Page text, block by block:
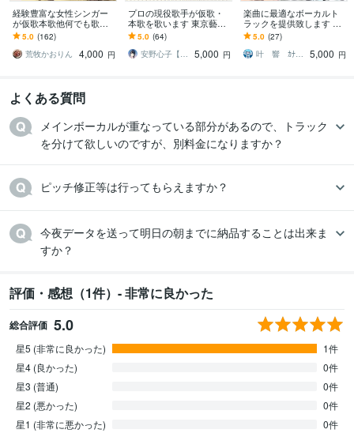
経験豊富な女性シンガー
が仮歌本歌他何でも歌い
ます メジャーアーティス
トコーラス実績、企業CM
ソング本歌歌唱
5.0 (162)
荒牧かおりん
4,000 円
プロの現役歌手が仮歌・
本歌を歌います 東京藝術
大学声楽科卒業！あなた
の大事な一曲を歌います
5.0 (64)
安野心子【安心さん】
5,000 円
楽曲に最適なボーカルト
ラックを提供致します 最
短即日納品可能！ピッチ
リズム修正済みでお渡し
出来ます
5.0 (27)
叶 響 ｶﾅｴ ﾋﾋﾞｷ
5,000 円
よくある質問
メインボーカルが重なっている部分があるので、トラック
を分けて欲しいのですが、別料金になりますか？
ピッチ修正等は行ってもらえますか？
今夜データを送って明日の朝までに納品することは出来ま
すか？
評価・感想（1件）- 非常に良かった
総合評価 5.0
星5 (非常に良かった)
1件
星4 (良かった)
0件
星3 (普通)
0件
星2 (悪かった)
0件
星1 (非常に悪かった)
0件